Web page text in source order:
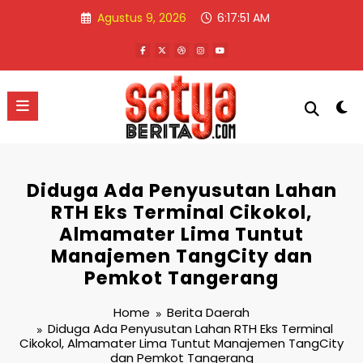
Agustus 9, 2026 6:17:51 AM
Diduga Ada Penyusutan Lahan
RTH Eks Terminal Cikokol,
Almamater Lima Tuntut
Manajemen TangCity dan
Pemkot Tangerang
Home
Berita Daerah
Diduga Ada Penyusutan Lahan RTH Eks Terminal
Cikokol, Almamater Lima Tuntut Manajemen TangCity
dan Pemkot Tangerang